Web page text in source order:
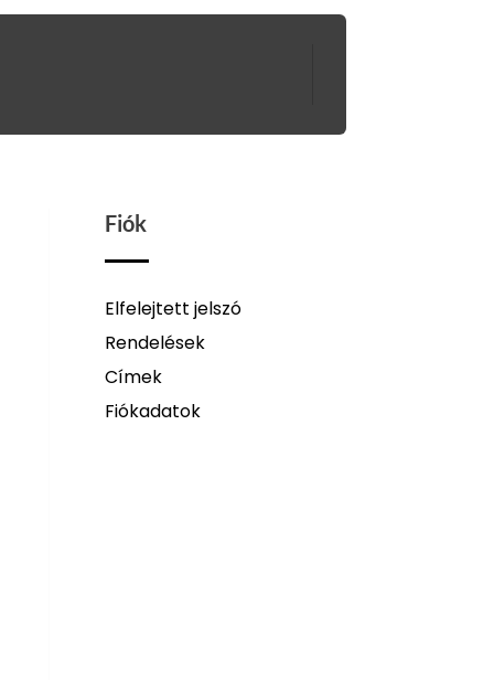
Fiók
Elfelejtett jelszó
Rendelések
Címek
Fiókadatok